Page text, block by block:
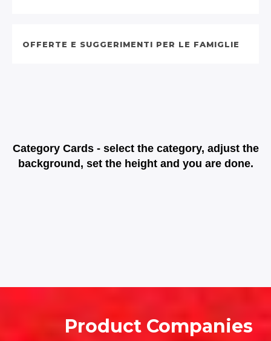
OFFERTE E SUGGERIMENTI PER LE FAMIGLIE
Category Cards - select the category, adjust the
background, set the height and you are done.
Product Companies